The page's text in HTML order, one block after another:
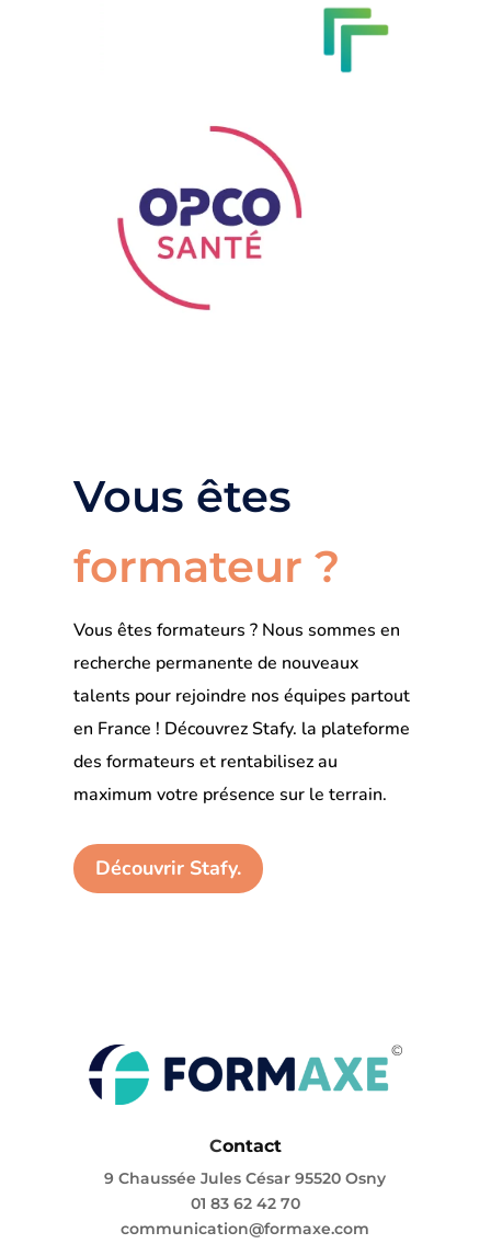
Vous êtes
formateur ?
Vous êtes formateurs ? Nous sommes en
recherche permanente de nouveaux
talents pour rejoindre nos équipes partout
en France ! Découvrez Stafy. la plateforme
des formateurs et rentabilisez au
maximum votre présence sur le terrain.
Découvrir Stafy.
Contact
9 Chaussée Jules César 95520 Osny
01 83 62 42 70
communication@formaxe.com